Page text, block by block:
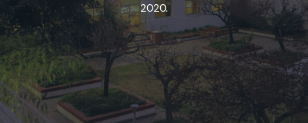
Admisión
Dirección de Desarrollo Estudiantil
Becas y Beneficios
2020.